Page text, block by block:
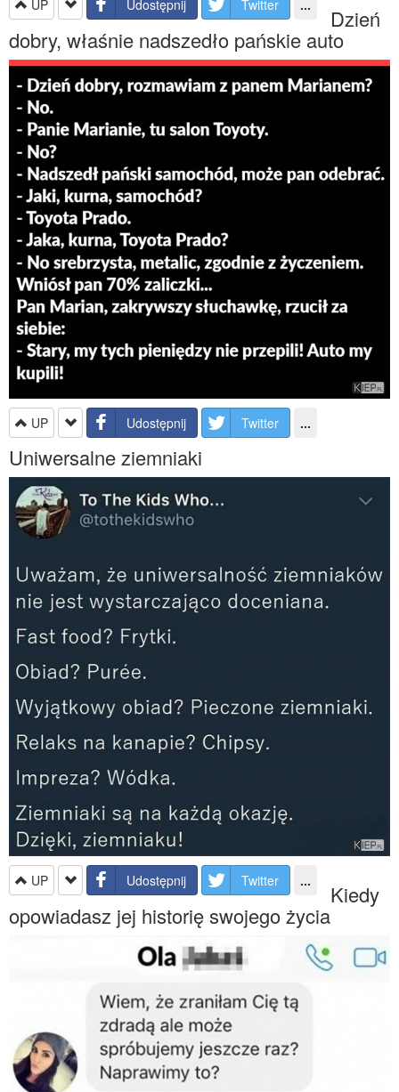
UP Udostępnij Twitter ... Dzień
dobry, właśnie nadszedło pańskie auto
UP Udostępnij Twitter ...
Uniwersalne ziemniaki
UP Udostępnij Twitter ... Kiedy
opowiadasz jej historię swojego życia